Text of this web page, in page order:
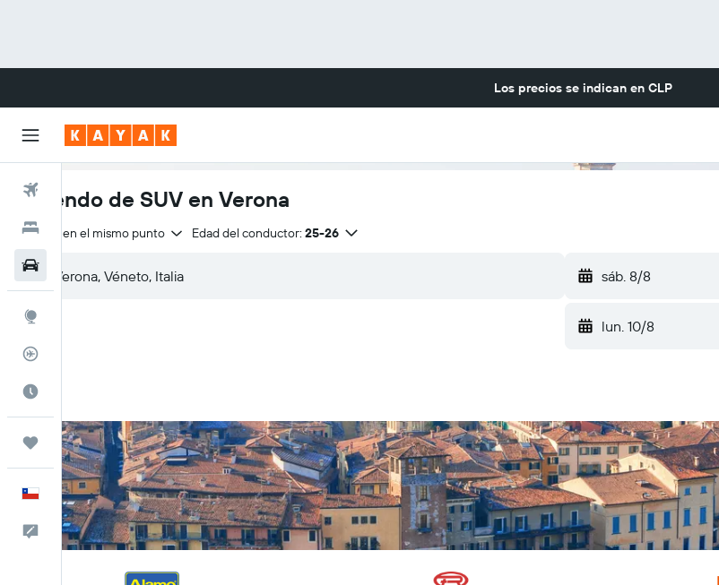
Los precios se indican en CLP
Vuelos
Hoteles
Trips
Español
Comentarios
Arriendo de SUV en Verona
Entrega en el mismo punto Edad del conductor: 25-26
sáb. 8/8
lun. 10/8